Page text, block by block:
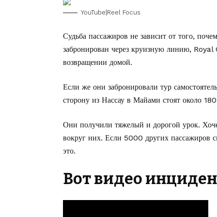
YouTube|Reel Focus
Судьба пассажиров не зависит от того,
забронирован через круизную линию,
возвращении домой.
Если же они забронировали тур
сторону из Нассау в Майами стоят около
Они получили тяжелый и дорогой урок.
вокруг них. Если 5000 других пассажиров
это.
Вот видео